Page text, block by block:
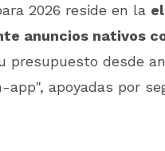
2026 reside en la
anuncios nativos
presupuesto desde
apoyadas por